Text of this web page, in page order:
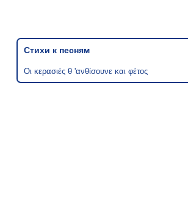
Стихи к песням
Οι κερασιές θ 'ανθίσουνε και φέτος